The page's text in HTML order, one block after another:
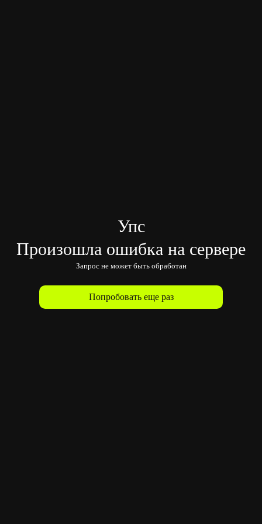
Упс
Произошла ошибка на сервере
Запрос не может быть обработан
Попробовать еще раз